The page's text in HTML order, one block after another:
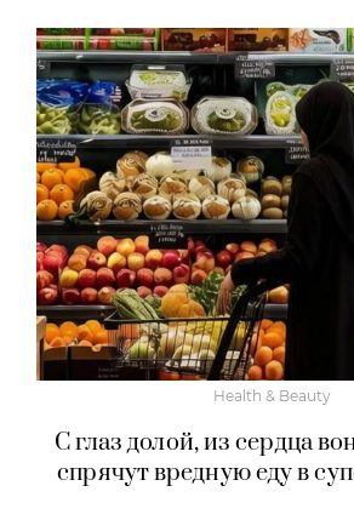
Health & Beauty
С глаз долой, из сердца
спрячут вредную еду в